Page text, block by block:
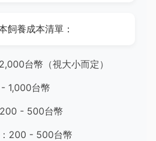
飼養成本清單：
台幣（視大小而定）
1,000台幣
- 500台幣
200 - 500台幣